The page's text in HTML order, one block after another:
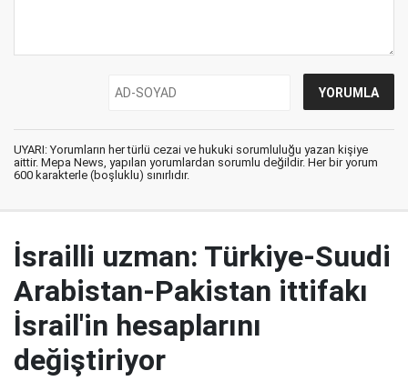
UYARI: Yorumların her türlü cezai ve hukuki sorumluluğu yazan kişiye
aittir. Mepa News, yapılan yorumlardan sorumlu değildir. Her bir yorum
600 karakterle (boşluklu) sınırlıdır.
İsrailli uzman: Türkiye-Suudi
Arabistan-Pakistan ittifakı
İsrail'in hesaplarını
değiştiriyor